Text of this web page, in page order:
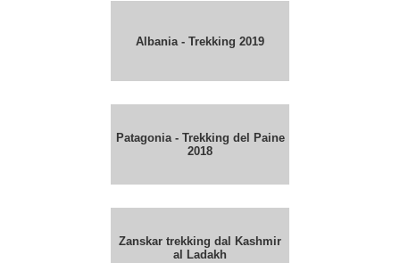
Albania - Trekking 2019
Patagonia - Trekking del Paine
2018
Zanskar trekking dal Kashmir
al Ladakh